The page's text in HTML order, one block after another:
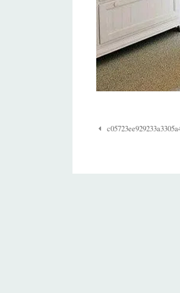
Navigazione